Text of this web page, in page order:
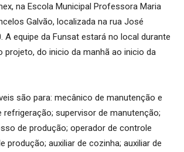
na Escola Municipal Professora Maria
Galvão, localizada na rua José
A equipe da Funsat estará no local durante
projeto, do inicio da manhã ao inicio da
são para: mecânico de manutenção e
refrigeração; supervisor de manutenção;
de produção; operador de controle
produção; auxiliar de cozinha; auxiliar de